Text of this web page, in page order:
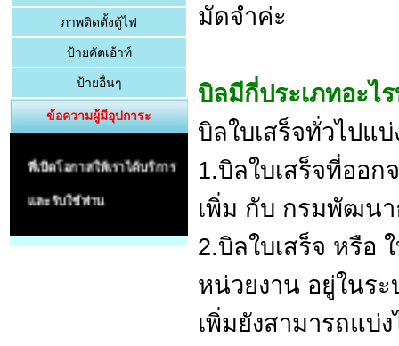
ภาพติดตั้งตู้ไฟ
ป้ายคัตเอ้าท์
ป้ายอื่นๆ
ข้อความผู้มีอุปการะ
ขอขอบคุณผู้มีอุปการะคุณ
ที่เปิดโอกาสให้เราได้บริการ
และรับใช้ท่าน
มัดจำค่ะ
บิลมีกี่ประเภทอะไร
บิลใบเสร็จทั่วไปแ
1.บิลใบเสร็จที่ออ
เพิ่ม กับ กรมพัฒนา
2.บิลใบเสร็จ หรือ
หน่วยงาน อยู่ในร
เพิ่มยังสามารถแบ่